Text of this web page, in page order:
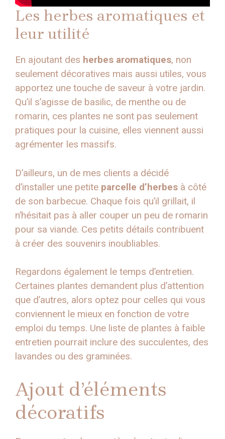
Les herbes aromatiques et
leur utilité
En ajoutant des herbes aromatiques, non
seulement décoratives mais aussi utiles, vous
apportez une touche de saveur à votre jardin.
Qu’il s’agisse de basilic, de menthe ou de
romarin, ces plantes ne sont pas seulement
pratiques pour la cuisine, elles viennent aussi
agrémenter les massifs.
D’ailleurs, un de mes clients a décidé
d’installer une petite parcelle d’herbes à côté
de son barbecue. Chaque fois qu’il grillait, il
n’hésitait pas à aller couper un peu de romarin
pour sa viande. Ces petits détails contribuent
à créer des souvenirs inoubliables.
Regardons également le temps d’entretien.
Certaines plantes demandent plus d’attention
que d’autres, alors optez pour celles qui vous
conviennent le mieux en fonction de votre
emploi du temps. Une liste de plantes à faible
entretien pourrait inclure des succulentes, des
lavandes ou des graminées.
Ajout d’éléments
décoratifs